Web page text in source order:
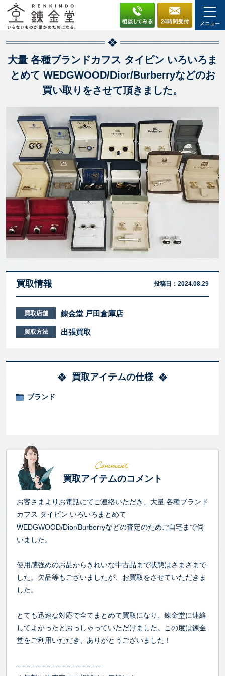
メニュー
大量 各種ブランドカフス タイピン いろいろま
とめて WEDGWOOD/Dior/Burberryなどのお
買い取りをさせて頂きました。
買取情報 投稿日： 2024.08.29
買取店舗 錬金堂 戸田倉庫店
買取方法 出張買取
買取アイテムの仕様
ブランド
買取アイテムのコメント
お客さまよりお電話にてご連絡いただき、大量 各種ブランド
カフス タイピン いろいろまとめて
WEDGWOOD/Dior/Burberryなどの査定のためご自宅まで伺
いました。
使用感強めのお品からきれいな中古品まで状態はさまざまで
した。欠品等もございましたが、お買取をさせていただきま
した。
とても迅速な対応で全てまとめて買取になり、錬金堂に連絡
してよかったとおっしゃっていただけました。この度は錬金
堂をご利用いただき、ありがとうございました！
----------------------------------